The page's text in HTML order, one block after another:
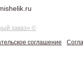
заказ» ©
соглашение